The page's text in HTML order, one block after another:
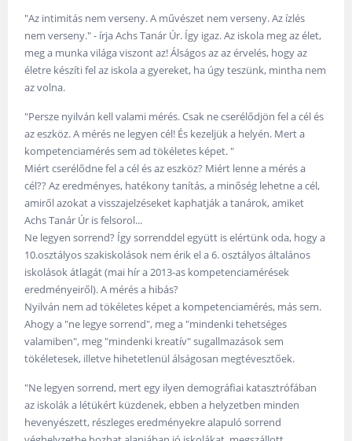
"Az intimitás nem verseny. A művészet nem verseny. Az ízlés
nem verseny." - írja Achs Tanár Úr. Így igaz. Az iskola meg az élet,
meg a munka világa viszont az! Álságos az az érvelés, hogy az
életre készíti fel az iskola a gyereket, ha úgy teszünk, mintha nem
az volna.
"Persze nyilván kell valami mérés. Csak ne cserélődjön fel a cél és
az eszköz. A mérés ne legyen cél! És kezeljük a helyén. Mert a
kompetenciamérés sem ad tökéletes képet. "
Miért cserélődne fel a cél és az eszköz? Miért lenne a mérés a
cél?? Az eredményes, hatékony tanítás, a minőség lehetne a cél,
amiről azokat a visszajelzéseket kaphatják a tanárok, amiket
Achs Tanár Úr is felsorol...
Ne legyen sorrend? Így sorrenddel együtt is elértünk oda, hogy a
10.osztályos szakiskolások nem érik el a 6. osztályos általános
iskolások átlagát (mai hír a 2013-as kompetenciamérések
eredményeiről). A mérés a hibás?
Nyilván nem ad tökéletes képet a kompetenciamérés, más sem.
Ahogy a "ne legye sorrend", meg a "mindenki tehetséges
valamiben", meg "mindenki kreatív" sugallmazások sem
tökéletesek, illetve hihetetlenül álságosan megtévesztőek.
"Ne legyen sorrend, mert egy ilyen demográfiai katasztrófában
az iskolák a létükért küzdenek, ebben a helyzetben minden
hevenyészett, részleges eredményekre alapuló sorrend